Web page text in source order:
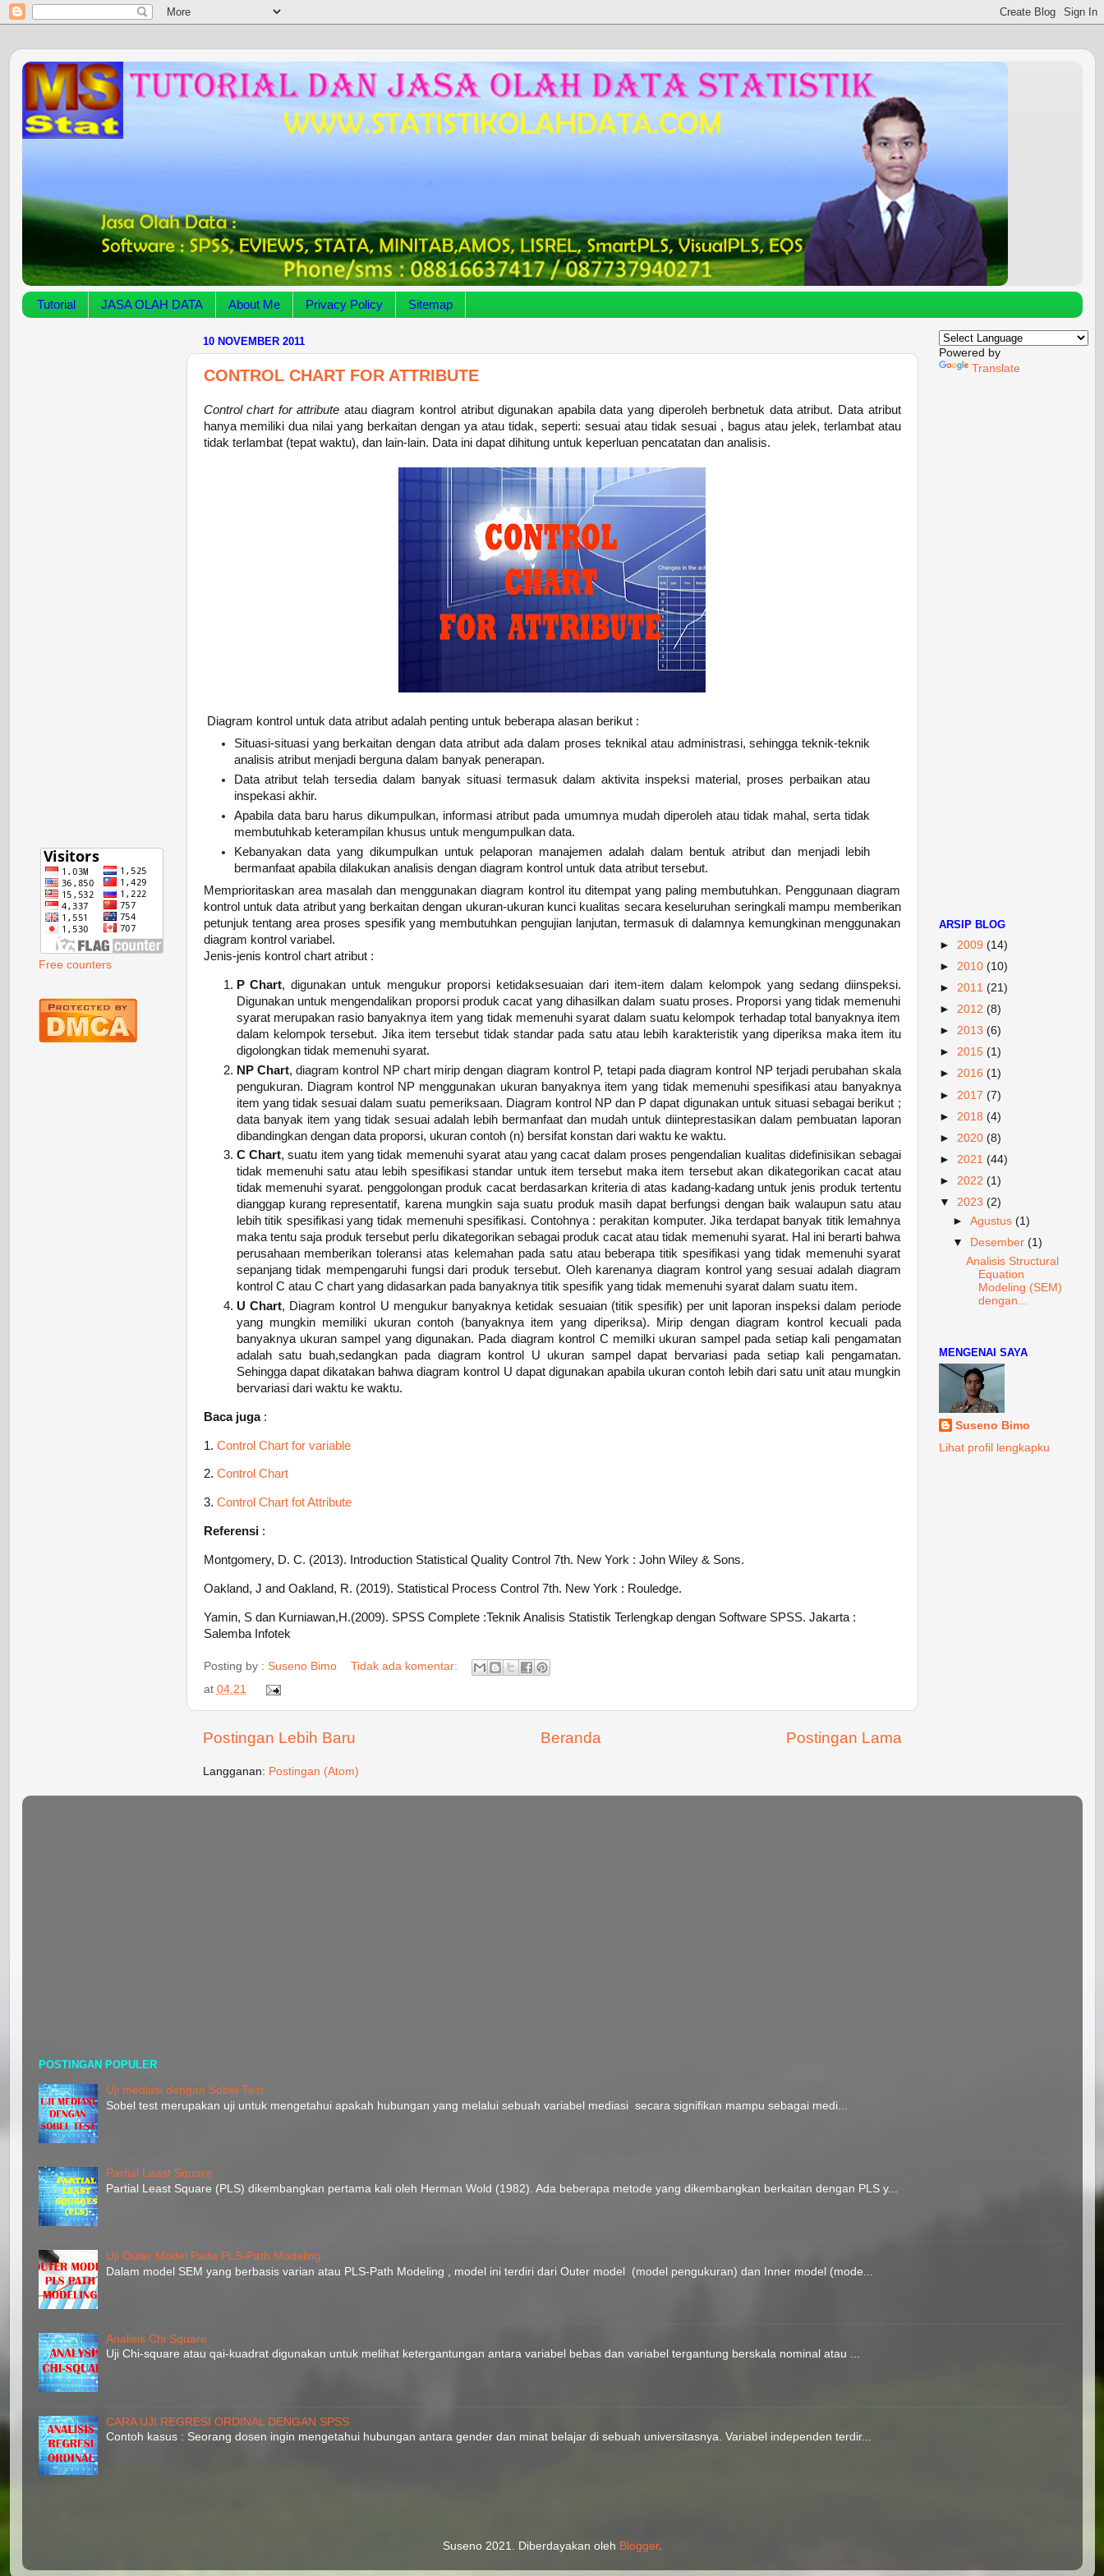
Tutorial JASA OLAH DATA About Me Privacy Policy Sitemap
10 NOVEMBER 2011
CONTROL CHART FOR ATTRIBUTE
Control chart for attribute atau diagram kontrol atribut digunakan apabila data yang diperoleh berbnetuk data atribut. Data atribut
hanya memiliki dua nilai yang berkaitan dengan ya atau tidak, seperti: sesuai atau tidak sesuai , bagus atau jelek, terlambat atau
tidak terlambat (tepat waktu), dan lain-lain. Data ini dapat dihitung untuk keperluan pencatatan dan analisis.
Diagram kontrol untuk data atribut adalah penting untuk beberapa alasan berikut :
Situasi-situasi yang berkaitan dengan data atribut ada dalam proses teknikal atau administrasi, sehingga teknik-teknik
analisis atribut menjadi berguna dalam banyak penerapan.
Data atribut telah tersedia dalam banyak situasi termasuk dalam aktivita inspeksi material, proses perbaikan atau
inspekasi akhir.
Apabila data baru harus dikumpulkan, informasi atribut pada umumnya mudah diperoleh atau tidak mahal, serta tidak
membutuhkab keterampilan khusus untuk mengumpulkan data.
Kebanyakan data yang dikumpulkan untuk pelaporan manajemen adalah dalam bentuk atribut dan menjadi lebih
bermanfaat apabila dilakukan analisis dengan diagram kontrol untuk data atribut tersebut.
Memprioritaskan area masalah dan menggunakan diagram kontrol itu ditempat yang paling membutuhkan. Penggunaan diagram
kontrol untuk data atribut yang berkaitan dengan ukuran-ukuran kunci kualitas secara keseluruhan seringkali mampu memberikan
petunjuk tentang area proses spesifik yang membutuhkan pengujian lanjutan, termasuk di dalamnya kemungkinan menggunakan
diagram kontrol variabel.
Jenis-jenis kontrol chart atribut :
P Chart, digunakan untuk mengukur proporsi ketidaksesuaian dari item-item dalam kelompok yang sedang diinspeksi.
Digunakan untuk mengendalikan proporsi produk cacat yang dihasilkan dalam suatu proses. Proporsi yang tidak memenuhi
syarat merupakan rasio banyaknya item yang tidak memenuhi syarat dalam suatu kelompok terhadap total banyaknya item
dalam kelompok tersebut. Jika item tersebut tidak standar pada satu atau lebih karakteristik yang diperiksa maka item itu
digolongkan tidak memenuhi syarat.
NP Chart, diagram kontrol NP chart mirip dengan diagram kontrol P, tetapi pada diagram kontrol NP terjadi perubahan skala
pengukuran. Diagram kontrol NP menggunakan ukuran banyaknya item yang tidak memenuhi spesifikasi atau banyaknya
item yang tidak sesuai dalam suatu pemeriksaan. Diagram kontrol NP dan P dapat digunakan untuk situasi sebagai berikut ;
data banyak item yang tidak sesuai adalah lebih bermanfaat dan mudah untuk diinteprestasikan dalam pembuatan laporan
dibandingkan dengan data proporsi, ukuran contoh (n) bersifat konstan dari waktu ke waktu.
C Chart, suatu item yang tidak memenuhi syarat atau yang cacat dalam proses pengendalian kualitas didefinisikan sebagai
tidak memenuhi satu atau lebih spesifikasi standar untuk item tersebut maka item tersebut akan dikategorikan cacat atau
tidak memenuhi syarat. penggolongan produk cacat berdasarkan kriteria di atas kadang-kadang untuk jenis produk tertentu
dianggap kurang representatif, karena mungkin saja suatu produk masih dapat berfungsi dengan baik walaupun satu atau
lebih titik spesifikasi yang tidak memenuhi spesifikasi. Contohnya : perakitan komputer. Jika terdapat banyak titik lemahnya
maka tentu saja produk tersebut perlu dikategorikan sebagai produk cacat atau tidak memenuhi syarat. Hal ini berarti bahwa
perusahaan memberikan toleransi atas kelemahan pada satu atau beberapa titik spesifikasi yang tidak memenuhi syarat
sepanjang tidak mempengaruhi fungsi dari produk tersebut. Oleh karenanya diagram kontrol yang sesuai adalah diagram
kontrol C atau C chart yang didasarkan pada banyaknya titik spesifik yang tidak memenuhi syarat dalam suatu item.
U Chart, Diagram kontrol U mengukur banyaknya ketidak sesuaian (titik spesifik) per unit laporan inspeksi dalam periode
yang mungkin memiliki ukuran contoh (banyaknya item yang diperiksa). Mirip dengan diagram kontrol kecuali pada
banyaknya ukuran sampel yang digunakan. Pada diagram kontrol C memilki ukuran sampel pada setiap kali pengamatan
adalah satu buah,sedangkan pada diagram kontrol U ukuran sampel dapat bervariasi pada setiap kali pengamatan.
Sehingga dapat dikatakan bahwa diagram kontrol U dapat digunakan apabila ukuran contoh lebih dari satu unit atau mungkin
bervariasi dari waktu ke waktu.
Baca juga:
1. Control Chart for variable
2. Control Chart
3. Control Chart fot Attribute
Referensi:
Montgomery, D. C. (2013). Introduction Statistical Quality Control 7th. New York : John Wiley & Sons.
Oakland, J and Oakland, R. (2019). Statistical Process Control 7th. New York : Rouledge.
Yamin, S dan Kurniawan,H.(2009). SPSS Complete :Teknik Analisis Statistik Terlengkap dengan Software SPSS. Jakarta :
Salemba Infotek
Posting by : Suseno Bimo
Tidak ada komentar:
at 04.21
Postingan Lebih Baru Postingan Lama
Beranda
Langganan: Postingan (Atom)
Free counters
Powered by
Translate
ARSIP BLOG
► 2009 (14)
► 2010 (10)
► 2011 (21)
► 2012 (8)
► 2013 (6)
► 2015 (1)
► 2016 (1)
► 2017 (7)
► 2018 (4)
► 2020 (8)
► 2021 (44)
► 2022 (1)
▼ 2023 (2)
► Agustus (1)
▼
Desember (1)
Analisis Structural
Equation
Modeling (SEM)
dengan...
MENGENAI SAYA
Suseno Bimo
Lihat profil lengkapku
POSTINGAN POPULER
Uji mediasi dengan Sobel Test
Sobel test merupakan uji untuk mengetahui apakah hubungan yang melalui sebuah variabel mediasi secara signifikan mampu sebagai medi...
Partial Least Square
Partial Least Square (PLS) dikembangkan pertama kali oleh Herman Wold (1982). Ada beberapa metode yang dikembangkan berkaitan dengan PLS y...
Uji Outer Model Pada PLS-Path Modeling
Dalam model SEM yang berbasis varian atau PLS-Path Modeling , model ini terdiri dari Outer model (model pengukuran) dan Inner model (mode...
Analisis Chi Square
Uji Chi-square atau qai-kuadrat digunakan untuk melihat ketergantungan antara variabel bebas dan variabel tergantung berskala nominal atau ...
CARA UJI REGRESI ORDINAL DENGAN SPSS
Contoh kasus : Seorang dosen ingin mengetahui hubungan antara gender dan minat belajar di sebuah universitasnya. Variabel independen terdir...
Suseno 2021. Diberdayakan oleh Blogger.